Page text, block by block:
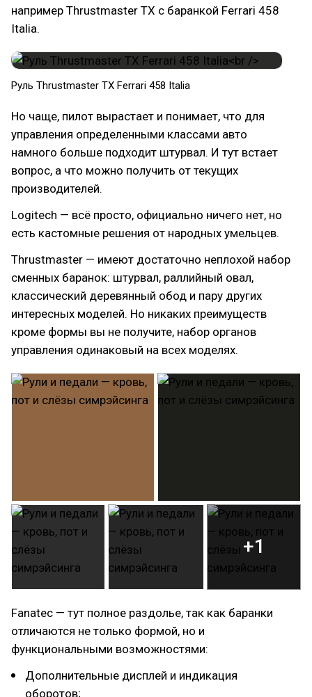
например Thrustmaster TX с баранкой Ferrari 458
Italia.
Руль Thrustmaster TX Ferrari 458 Italia
Но чаще, пилот вырастает и понимает, что для
управления определенными классами авто
намного больше подходит штурвал. И тут встает
вопрос, а что можно получить от текущих
производителей.
Logitech — всё просто, официально ничего нет, но
есть кастомные решения от народных умельцев.
Thrustmaster — имеют достаточно неплохой набор
сменных баранок: штурвал, раллийный овал,
классический деревянный обод и пару других
интересных моделей. Но никаких преимуществ
кроме формы вы не получите, набор органов
управления одинаковый на всех моделях.
+1
Fanatec — тут полное раздолье, так как баранки
отличаются не только формой, но и
функциональными возможностями:
Дополнительные дисплей и индикация
оборотов;